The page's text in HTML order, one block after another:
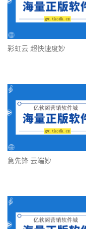
彩虹云 超快速度妙
急先锋 云端妙